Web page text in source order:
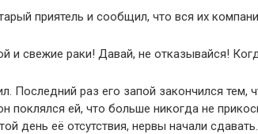
приятель и сообщил, что вся их
и свежие раки! Давай, не отказывайся!
Последний раз его запой закончился тем,
поклялся ей, что больше никогда не
день её отсутствия, нервы начали